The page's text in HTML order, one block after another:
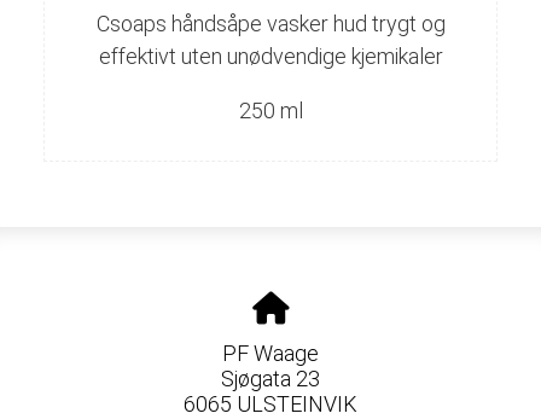
Csoaps håndsåpe vasker hud trygt og
effektivt uten unødvendige kjemikaler
250 ml
PF Waage
Sjøgata 23
6065 ULSTEINVIK